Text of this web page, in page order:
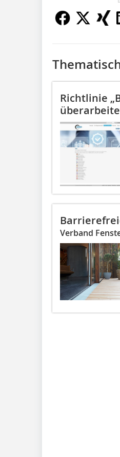
Richtlinie
Verband